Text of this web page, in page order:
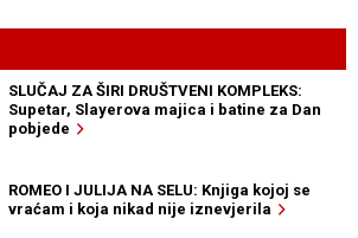
SLUČAJ ZA ŠIRI DRUŠTVENI KOMPLEKS:
Supetar, Slayerova majica i batine za Dan
pobjede
ROMEO I JULIJA NA SELU: Knjiga kojoj se
vraćam i koja nikad nije iznevjerila